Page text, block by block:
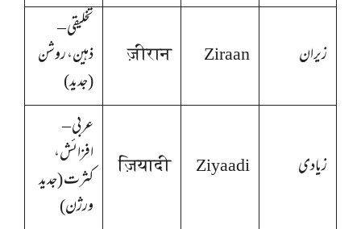
زیران Ziraan
ज़ीरान
تخلیقی –
ذہین، روشن
(جدید)
زیادی Ziyaadi
ज़ियादी
عربی –
افزائش،
کثرت (جدید
ورژن)